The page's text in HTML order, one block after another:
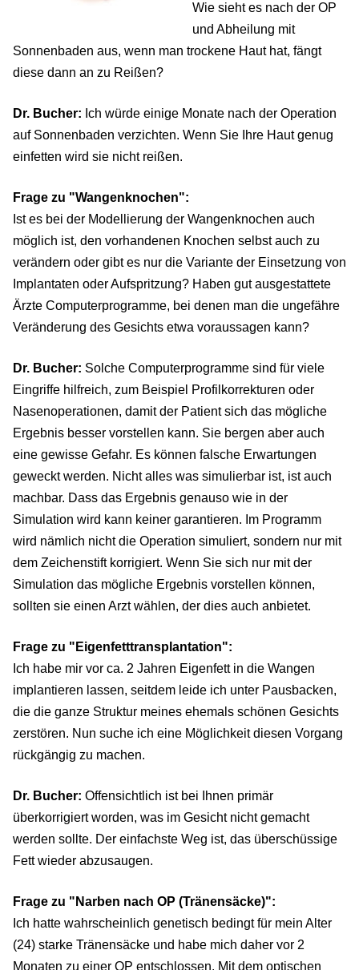
Wie sieht es nach der OP
und Abheilung mit
Sonnenbaden aus, wenn man trockene Haut hat, fängt
diese dann an zu Reißen?
Dr. Bucher: Ich würde einige Monate nach der Operation
auf Sonnenbaden verzichten. Wenn Sie Ihre Haut genug
einfetten wird sie nicht reißen.
Frage zu "Wangenknochen":
Ist es bei der Modellierung der Wangenknochen auch
möglich ist, den vorhandenen Knochen selbst auch zu
verändern oder gibt es nur die Variante der Einsetzung von
Implantaten oder Aufspritzung? Haben gut ausgestattete
Ärzte Computerprogramme, bei denen man die ungefähre
Veränderung des Gesichts etwa voraussagen kann?
Dr. Bucher: Solche Computerprogramme sind für viele
Eingriffe hilfreich, zum Beispiel Profilkorrekturen oder
Nasenoperationen, damit der Patient sich das mögliche
Ergebnis besser vorstellen kann. Sie bergen aber auch
eine gewisse Gefahr. Es können falsche Erwartungen
geweckt werden. Nicht alles was simulierbar ist, ist auch
machbar. Dass das Ergebnis genauso wie in der
Simulation wird kann keiner garantieren. Im Programm
wird nämlich nicht die Operation simuliert, sondern nur mit
dem Zeichenstift korrigiert. Wenn Sie sich nur mit der
Simulation das mögliche Ergebnis vorstellen können,
sollten sie einen Arzt wählen, der dies auch anbietet.
Frage zu "Eigenfetttransplantation":
Ich habe mir vor ca. 2 Jahren Eigenfett in die Wangen
implantieren lassen, seitdem leide ich unter Pausbacken,
die die ganze Struktur meines ehemals schönen Gesichts
zerstören. Nun suche ich eine Möglichkeit diesen Vorgang
rückgängig zu machen.
Dr. Bucher: Offensichtlich ist bei Ihnen primär
überkorrigiert worden, was im Gesicht nicht gemacht
werden sollte. Der einfachste Weg ist, das überschüssige
Fett wieder abzusaugen.
Frage zu "Narben nach OP (Tränensäcke)":
Ich hatte wahrscheinlich genetisch bedingt für mein Alter
(24) starke Tränensäcke und habe mich daher vor 2
Monaten zu einer OP entschlossen. Mit dem optischen